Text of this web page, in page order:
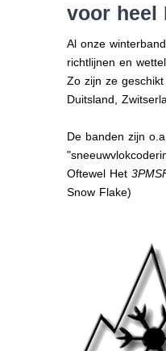
voor heel
Al onze
richtlijnen en
Zo zijn ze
Duitsland,
De banden zijn
Oftewel Het
Snow Flake)